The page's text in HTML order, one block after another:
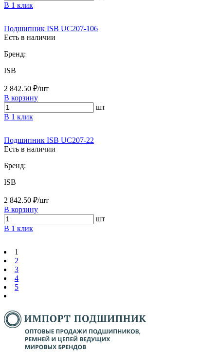
В 1 клик
Подшипник ISB UC207-106
Есть в наличии
Бренд:
ISB
2 842.50 ₽/шт
В корзину
шт
В 1 клик
Подшипник ISB UC207-22
Есть в наличии
Бренд:
ISB
2 842.50 ₽/шт
В корзину
шт
В 1 клик
1
2
3
4
5